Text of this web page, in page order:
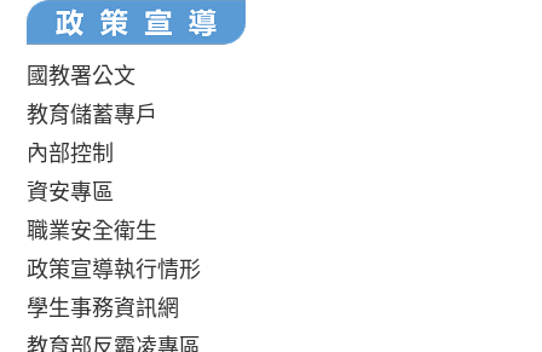
國教署公文
教育儲蓄專戶
內部控制
資安專區
職業安全衛生
政策宣導執行情形
學生事務資訊網